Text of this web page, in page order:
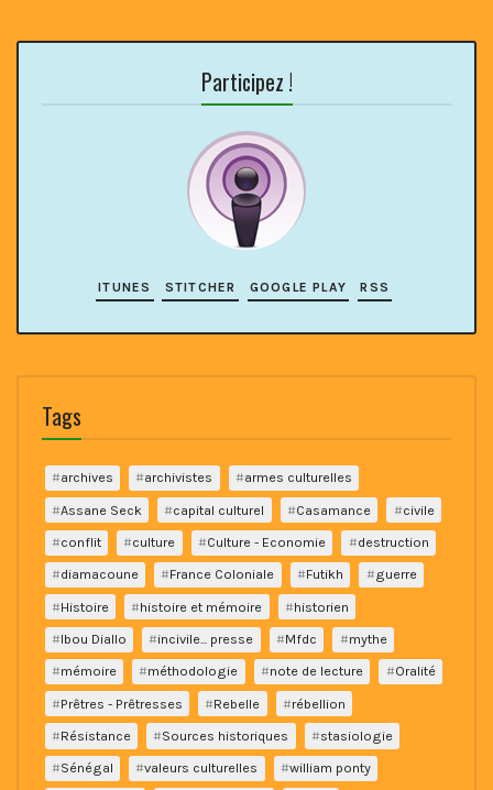
Participez !
ITUNES STITCHER GOOGLE PLAY RSS
Tags
archives archivistes
armes culturelles
Assane Seck
capital culturel Casamance
civile
conflit
culture Culture - Economie
destruction
diamacoune
France Coloniale Futikh
guerre
Histoire
histoire et mémoire
historien
Ibou Diallo
incivile... presse Mfdc
mythe
mémoire
méthodologie note de lecture
Oralité
Prêtres - Prêtresses
Rebelle
rébellion
Résistance
Sources historiques
stasiologie
Sénégal
valeurs culturelles
william ponty